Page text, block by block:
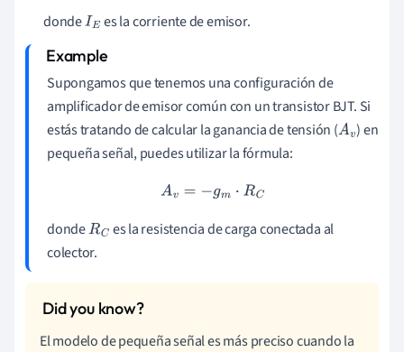
dondeIE es la corriente de emisor.
Supongamos que tenemos una configuración de
amplificador de emisor común con un transistor BJT. Si
estás tratando de calcular la ganancia de tensión (Av ) en
pequeña señal, puedes utilizar la fórmula:
Av= −gm⋅RC
dondeRC es la resistencia de carga conectada al
colector.
El modelo de pequeña señal es más preciso cuando la